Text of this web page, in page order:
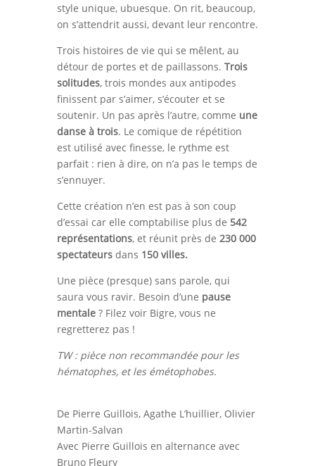
style unique, ubuesque. On rit, beaucoup,
on s’attendrit aussi, devant leur rencontre.
Trois histoires de vie qui se mêlent, au
détour de portes et de paillassons. Trois
solitudes, trois mondes aux antipodes
finissent par s’aimer, s’écouter et se
soutenir. Un pas après l’autre, comme une
danse à trois. Le comique de répétition
est utilisé avec finesse, le rythme est
parfait : rien à dire, on n’a pas le temps de
s’ennuyer.
Cette création n’en est pas à son coup
d’essai car elle comptabilise plus de 542
représentations, et réunit près de 230 000
spectateursdans 150 villes.
Une pièce (presque) sans parole, qui
saura vous ravir. Besoin d’une pause
mentale? Filez voir Bigre, vous ne
regretterez pas !
TW : pièce non recommandée pour les
hématophes, et les émétophobes.
De Pierre Guillois, Agathe L’huillier, Olivier
Martin-Salvan
Avec Pierre Guillois en alternance avec
Bruno Fleury